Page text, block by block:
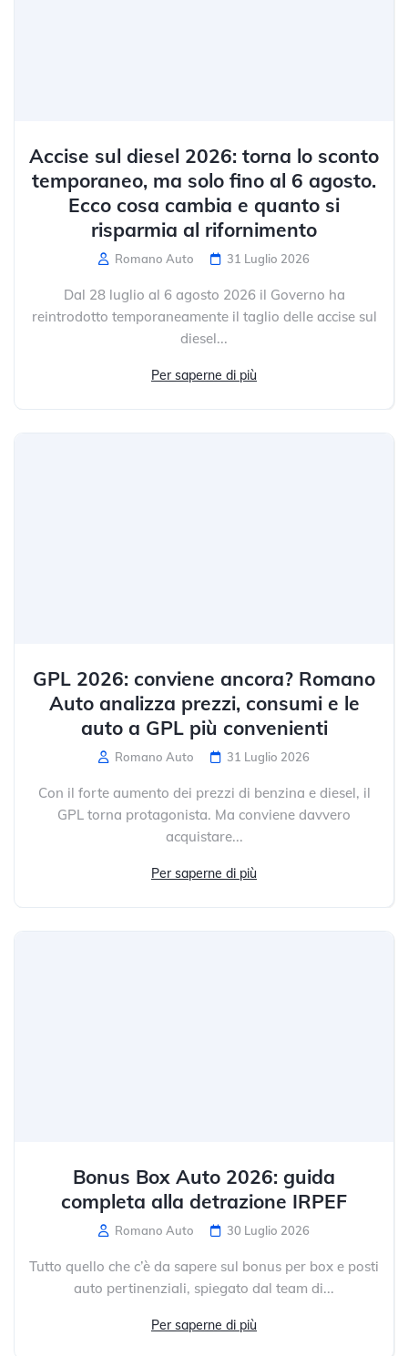
Accise sul diesel 2026: torna lo sconto
temporaneo, ma solo fino al 6 agosto.
Ecco cosa cambia e quanto si
risparmia al rifornimento
Romano Auto 31 Luglio 2026
Dal 28 luglio al 6 agosto 2026 il Governo ha
reintrodotto temporaneamente il taglio delle accise sul
diesel...
Per saperne di più
GPL 2026: conviene ancora? Romano
Auto analizza prezzi, consumi e le
auto a GPL più convenienti
Romano Auto 31 Luglio 2026
Con il forte aumento dei prezzi di benzina e diesel, il
GPL torna protagonista. Ma conviene davvero
acquistare...
Per saperne di più
Bonus Box Auto 2026: guida
completa alla detrazione IRPEF
Romano Auto 30 Luglio 2026
Tutto quello che c’è da sapere sul bonus per box e posti
auto pertinenziali, spiegato dal team di...
Per saperne di più